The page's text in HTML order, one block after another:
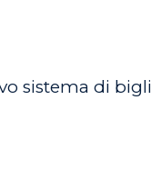
sistema di